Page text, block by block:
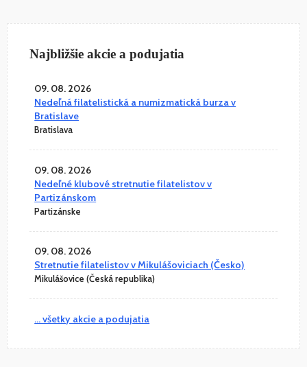
Najbližšie akcie a podujatia
09. 08. 2026
Nedeľná filatelistická a numizmatická burza v
Bratislave
Bratislava
09. 08. 2026
Nedeľné klubové stretnutie filatelistov v
Partizánskom
Partizánske
09. 08. 2026
Stretnutie filatelistov v Mikulášoviciach (Česko)
Mikulášovice (Česká republika)
... všetky akcie a podujatia